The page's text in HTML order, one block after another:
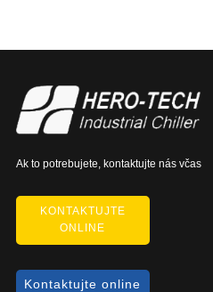
Ak to potrebujete, kontaktujte nás včas
KONTAKTUJTE
ONLINE
Kontaktujte online